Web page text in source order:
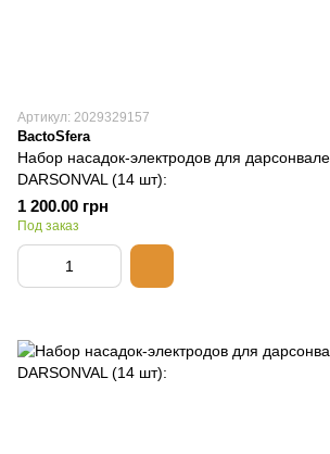
Артикул: 2029329157
BactoSfera
Набор насадок-электродов для
DARSONVAL (14 шт):
1 200.00 грн
Под заказ